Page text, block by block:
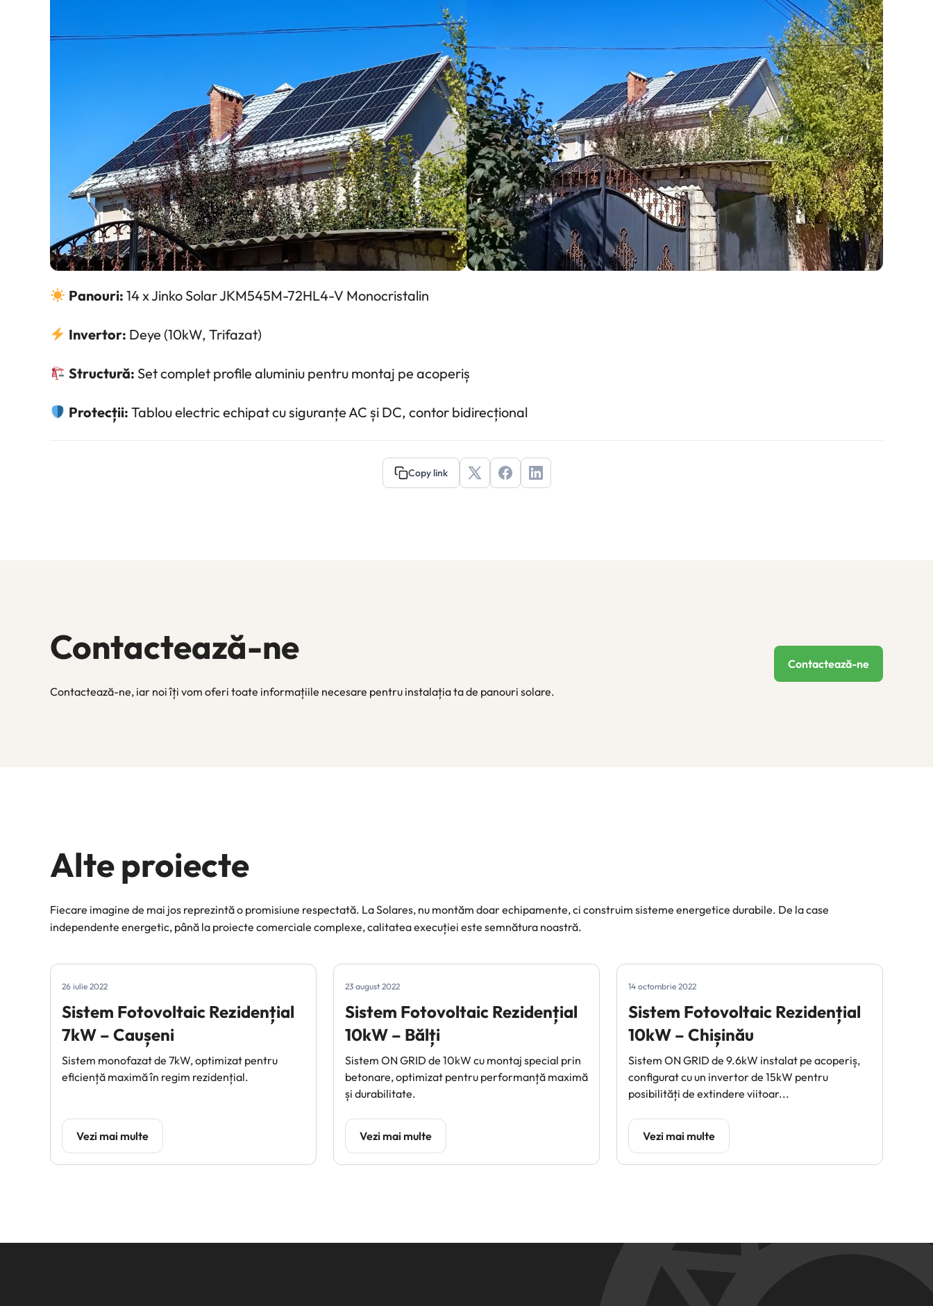
Panouri: 14 x Jinko Solar JKM545M-72HL4-V Monocristalin
Invertor: Deye (10kW, Trifazat)
Structură: Set complet profile aluminiu pentru montaj pe acoperiș
Protecții: Tablou electric echipat cu siguranțe AC și DC, contor bidirecțional
Copy link
Contactează-ne
Contactează-ne, iar noi îți vom oferi toate informațiile necesare pentru instalația ta de panouri solare.
Contactează-ne
Alte proiecte
Fiecare imagine de mai jos reprezintă o promisiune respectată. La Solares, nu montăm doar echipamente, ci construim sisteme energetice durabile. De la case
independente energetic, până la proiecte comerciale complexe, calitatea execuției este semnătura noastră.
26 iulie 2022
Sistem Fotovoltaic Rezidențial
7kW – Caușeni
Sistem monofazat de 7kW, optimizat pentru
eficiență maximă în regim rezidențial.
Vezi mai multe
23 august 2022
Sistem Fotovoltaic Rezidențial
10kW – Bălți
Sistem ON GRID de 10kW cu montaj special prin
betonare, optimizat pentru performanță maximă
și durabilitate.
Vezi mai multe
14 octombrie 2022
Sistem Fotovoltaic Rezidențial
10kW – Chișinău
Sistem ON GRID de 9.6kW instalat pe acoperiș,
configurat cu un invertor de 15kW pentru
posibilități de extindere viitoar...
Vezi mai multe